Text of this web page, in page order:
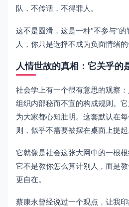
队，不传话，不得罪人。
这不是圆滑，这是一种“不参与”
人，你只是选择不成为负面情绪的
人情世故的真相：它关乎的
社会学上有一个很有意思的观察
组织内部秘而不宣的构成规则。
为大家都心知肚明。这套默认在
则，似乎不需要被摆在桌面上提起
它就像是社会这张大网中的一根根
它不是教你怎么算计别人，而是
更自在。
蔡康永曾经说过一个观点，让我